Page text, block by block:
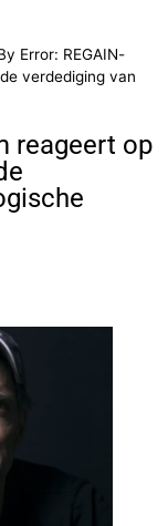
Error: REGAIN-
verdediging van
reageert op